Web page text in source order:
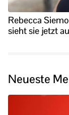
Rebecca
sieht sie jetzt
Neueste